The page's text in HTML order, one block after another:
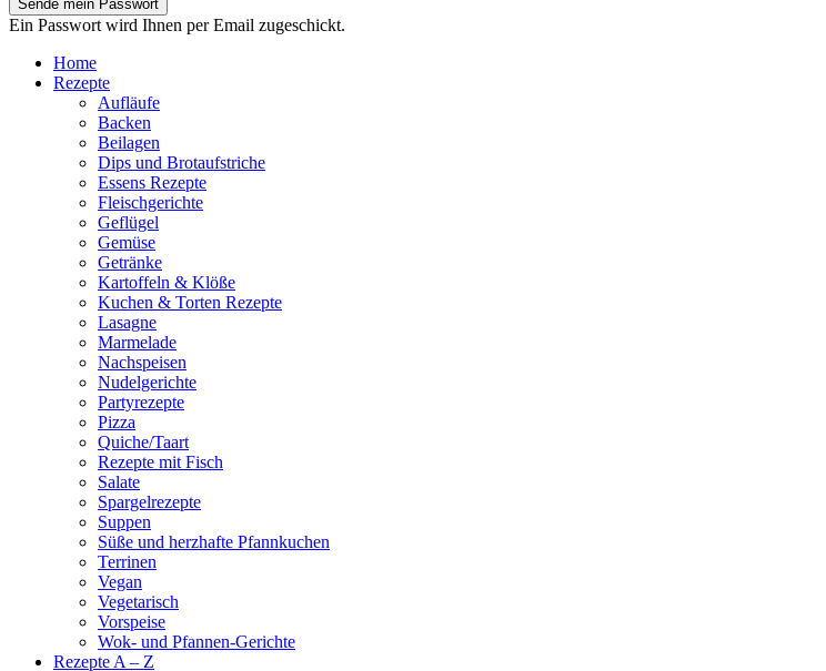
Ein Passwort wird Ihnen per Email zugeschickt.
Home
Rezepte
Aufläufe
Backen
Beilagen
Dips und Brotaufstriche
Essens Rezepte
Fleischgerichte
Geflügel
Gemüse
Getränke
Kartoffeln & Klöße
Kuchen & Torten Rezepte
Lasagne
Marmelade
Nachspeisen
Nudelgerichte
Partyrezepte
Pizza
Quiche/Taart
Rezepte mit Fisch
Salate
Spargelrezepte
Suppen
Süße und herzhafte Pfannkuchen
Terrinen
Vegan
Vegetarisch
Vorspeise
Wok- und Pfannen-Gerichte
Rezepte A – Z